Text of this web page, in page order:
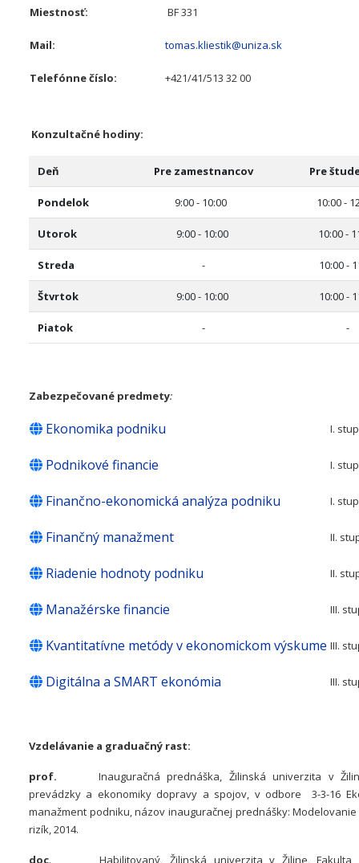
Miestnosť: BF 331
Mail: tomas.kliestik@uniza.sk
Telefónne číslo: +421/41/513 32 00
Konzultačné hodiny:
Deň Pre zamestnancov Pre
Pondelok 9:00 - 10:00 10:00 -
Utorok 9:00 - 10:00 10:00 -
Streda - 10:00 -
Štvrtok 9:00 - 10:00 10:00 -
Piatok - -
Zabezpečované predmety:
Ekonomika podniku I.
Podnikové financie I.
Finančno-ekonomická analýza podniku I.
Finančný manažment II.
Riadenie hodnoty podniku II.
Manažérske financie III.
Kvantitatívne metódy v ekonomickom výskume III.
Digitálna a SMART ekonómia III.
Vzdelávanie a graduačný rast:
prof. Inauguračná prednáška, Žilinská univerzita v
prevádzky a ekonomiky dopravy a spojov, v odbore 3-3-16
manažment podniku, názov inauguračnej prednášky:
rizík, 2014.
doc. Habilitovaný, Žilinská univerzita v Žiline, Fakulta